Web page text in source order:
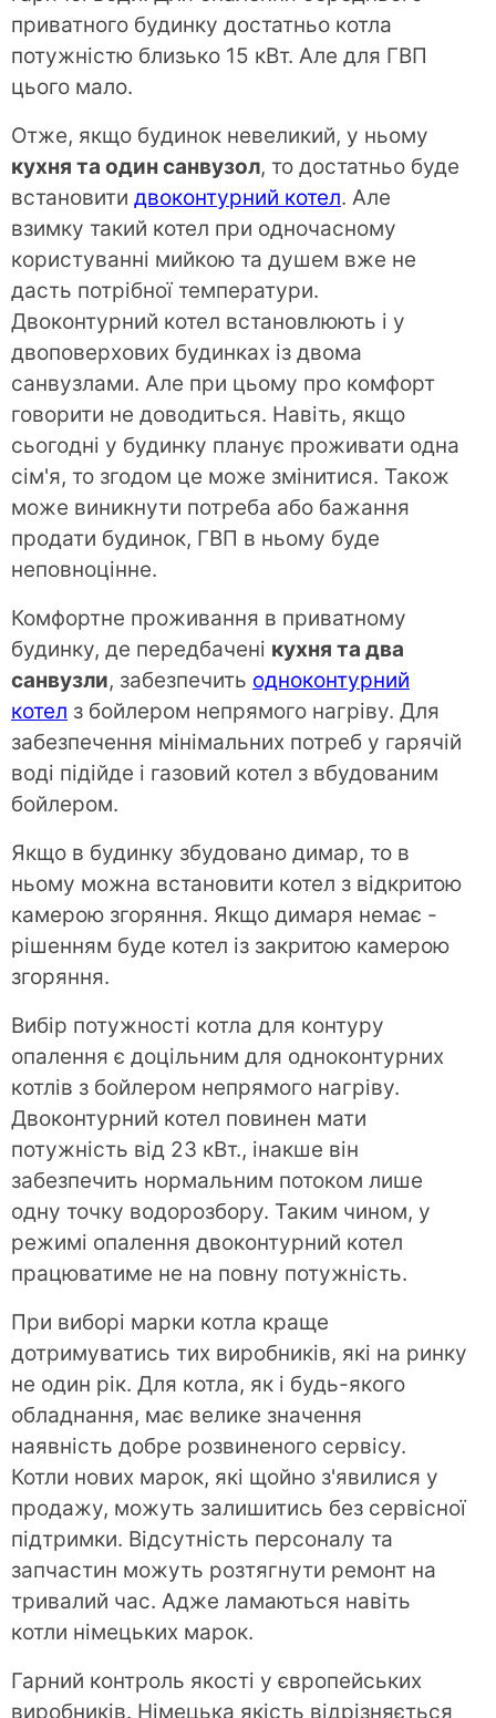
приватного будинку достатньо котла
потужністю близько 15 кВт. Але для ГВП
цього мало.
Отже, якщо будинок невеликий, у ньому
кухня та один санвузол, то достатньо буде
встановити двоконтурний котел. Але
взимку такий котел при одночасному
користуванні мийкою та душем вже не
дасть потрібної температури.
Двоконтурний котел встановлюють і у
двоповерхових будинках із двома
санвузлами. Але при цьому про комфорт
говорити не доводиться. Навіть, якщо
сьогодні у будинку планує проживати одна
сім'я, то згодом це може змінитися. Також
може виникнути потреба або бажання
продати будинок, ГВП в ньому буде
неповноцінне.
Комфортне проживання в приватному
будинку, де передбачені кухня та два
санвузли, забезпечить одноконтурний
котел з бойлером непрямого нагріву. Для
забезпечення мінімальних потреб у гарячій
воді підійде і газовий котел з вбудованим
бойлером.
Якщо в будинку збудовано димар, то в
ньому можна встановити котел з відкритою
камерою згоряння. Якщо димаря немає -
рішенням буде котел із закритою камерою
згоряння.
Вибір потужності котла для контуру
опалення є доцільним для одноконтурних
котлів з бойлером непрямого нагріву.
Двоконтурний котел повинен мати
потужність від 23 кВт., інакше він
забезпечить нормальним потоком лише
одну точку водорозбору. Таким чином, у
режимі опалення двоконтурний котел
працюватиме не на повну потужність.
При виборі марки котла краще
дотримуватись тих виробників, які на ринку
не один рік. Для котла, як і будь-якого
обладнання, має велике значення
наявність добре розвиненого сервісу.
Котли нових марок, які щойно з'явилися у
продажу, можуть залишитись без сервісної
підтримки. Відсутність персоналу та
запчастин можуть розтягнути ремонт на
тривалий час. Адже ламаються навіть
котли німецьких марок.
Гарний контроль якості у європейських
виробників. Німецька якість відрізняється